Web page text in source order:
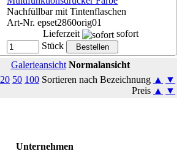
Nachfüllbar mit Tintenflaschen
Art-Nr. epset2860orig01
Lieferzeit
sofort
Stück
Galerieansicht Normalansicht
20 50 100 Sortieren nach Bezeichnung ▲
▼
Preis ▲ ▼
Unternehmen